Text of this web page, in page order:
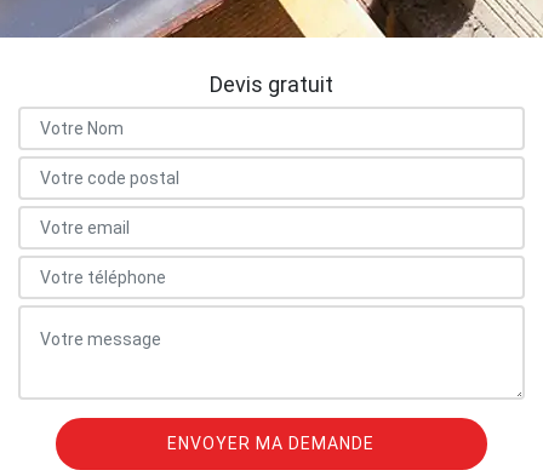
Devis gratuit